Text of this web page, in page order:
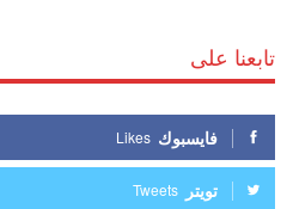
تابعنا على
فايسبوك Likes
تويتر Tweets